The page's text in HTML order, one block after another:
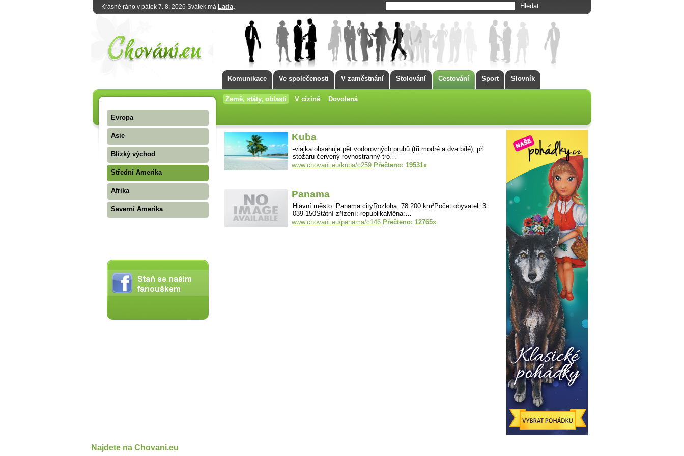
Krásné ráno v pátek 7. 8. 2026 Svátek má Lada.
Komunikace Ve společenosti V zaměstnání Stolování Cestování Sport Slovník
Země, státy, oblasti V cizině Dovolená
Evropa
Asie
Blízký východ
Střední Amerika
Afrika
Severní Amerika
Kuba
-vlajka obsahuje pět vodorovných pruhů (tři modré a dva bílé), při
stožáru červený rovnostranný tro…
www.chovani.eu/kuba/c259 Přečteno: 19531x
Panama
Hlavní město: Panama cityRozloha: 78 200 km²Počet obyvatel: 3
039 150Státní zřízení: republikaMěna:…
www.chovani.eu/panama/c146 Přečteno: 12765x
Najdete na Chovani.eu